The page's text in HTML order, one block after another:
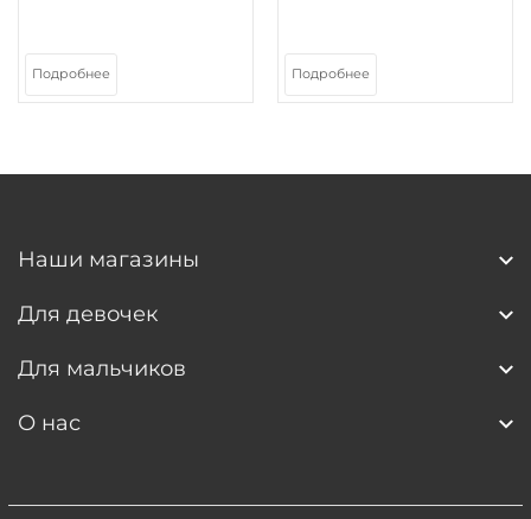
Подробнее Подробнее
Наши магазины
Для девочек
Для мальчиков
О нас